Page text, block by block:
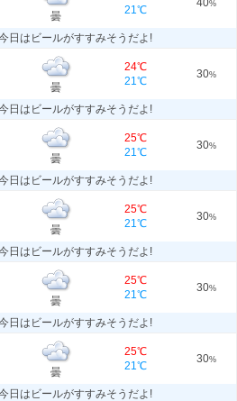
曇
21℃
40%
日はビールがすすみそうだよ!
曇
24℃
21℃
30%
日はビールがすすみそうだよ!
曇
25℃
21℃
30%
日はビールがすすみそうだよ!
曇
25℃
21℃
30%
日はビールがすすみそうだよ!
曇
25℃
21℃
30%
日はビールがすすみそうだよ!
曇
25℃
21℃
30%
日はビールがすすみそうだよ!